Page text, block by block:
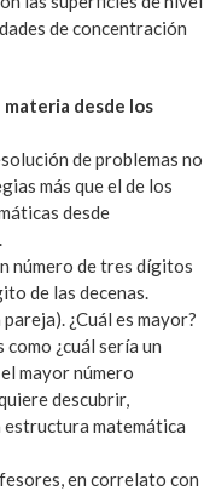
de concentración
desde los
de problemas no
más que el de los
desde
número de tres dígitos
de las decenas.
¿Cuál es mayor?
¿cuál sería un
mayor número
descubrir,
estructura matemática
en correlato con